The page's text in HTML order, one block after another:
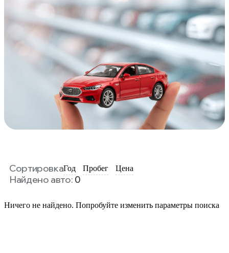
СортировкаГод Пробег Цена
Найдено авто: 0
Ничего не найдено. Попробуйте изменить параметры поиска